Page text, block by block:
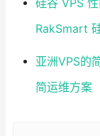
硅谷 VPS
RakSmart
亚洲VPS的
简运维方案